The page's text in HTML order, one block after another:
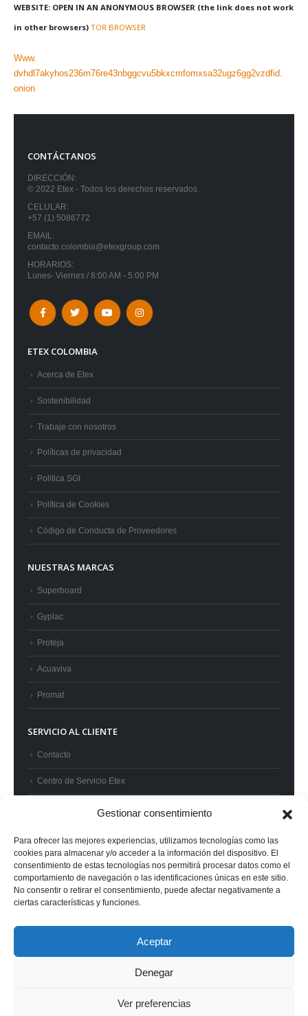
Gestionar consentimiento
Para ofrecer las mejores experiencias, utilizamos tecnologías como las
cookies para almacenar y/o acceder a la información del dispositivo. El
consentimiento de estas tecnologías nos permitirá procesar datos como el
comportamiento de navegación o las identificaciones únicas en este sitio.
No consentir o retirar el consentimiento, puede afectar negativamente a
ciertas características y funciones.
Aceptar
Denegar
Ver preferencias
WEBSITE: OPEN IN AN ANONYMOUS BROWSER (the link does not work
in other browsers) TOR BROWSER
Www.
dvhdl7akyhos236m76re43nbggcvu5bkxcmfomxsa32ugz6gg2vzdfid.
onion
CONTÁCTANOS
DIRECCIÓN:
© 2022 Etex - Todos los derechos reservados.
CELULAR:
+57 (1) 5086772
EMAIL:
contacto.colombia@etexgroup.com
HORARIOS:
Lunes- Viernes / 8:00 AM - 5:00 PM
ETEX COLOMBIA
Acerca de Etex
Sostenibilidad
Trabaje con nosotros
Políticas de privacidad
Politica SGI
Política de Cookies
Código de Conducta de Proveedores
NUESTRAS MARCAS
Superboard
Gyplac
Proteja
Acuaviva
Promat
SERVICIO AL CLIENTE
Contacto
Centro de Servicio Etex
Superintendencia de Industria y Comercio
© 2022 Etex - Todos los derechos reservados.